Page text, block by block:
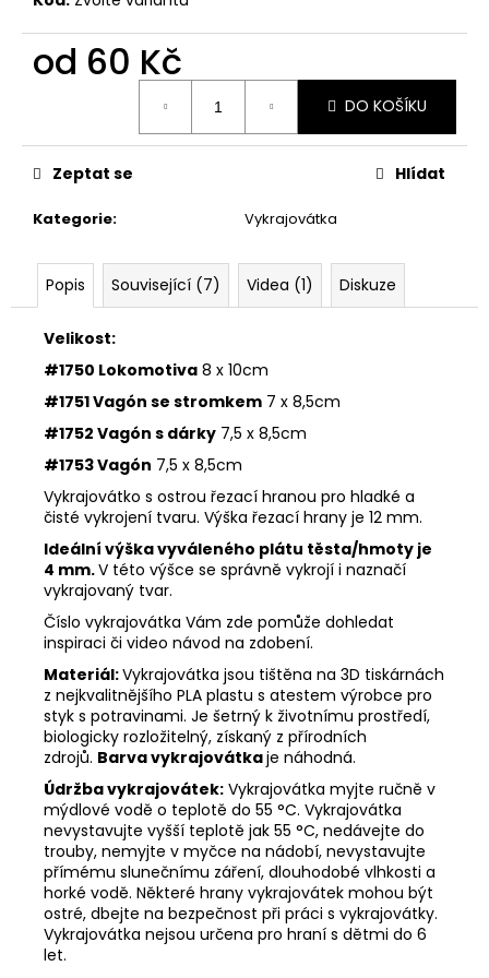
od 60 Kč
DO KOŠÍKU
Kategorie: Vykrajovátka
Zeptat se Hlídat
Popis Související (7) Videa (1) Diskuze
Velikost:
#1750 Lokomotiva 8 x 10cm
#1751 Vagón se stromkem 7 x 8,5cm
#1752 Vagón s dárky 7,5 x 8,5cm
#1753 Vagón 7,5 x 8,5cm
Vykrajovátko s ostrou řezací hranou pro hladké a
čisté vykrojení tvaru. Výška řezací hrany je 12 mm.
Ideální výška vyváleného plátu těsta/hmoty je
4 mm.V této výšce se správně vykrojí i naznačí
vykrajovaný tvar.
Číslo vykrajovátka Vám zde pomůže dohledat
inspiraci či video návod na zdobení.
Materiál:Vykrajovátka jsou tištěna na 3D tiskárnách
z nejkvalitnějšího PLA plastu s atestem výrobce pro
styk s potravinami. Je šetrný k životnímu prostředí,
biologicky rozložitelný, získaný z přírodních
zdrojů. Barva vykrajovátkaje náhodná.
Údržba vykrajovátek: Vykrajovátka myjte ručně v
mýdlové vodě o teplotě do 55 °C. Vykrajovátka
nevystavujte vyšší teplotě jak 55 °C, nedávejte do
trouby, nemyjte v myčce na nádobí, nevystavujte
přímému slunečnímu záření, dlouhodobé vlhkosti a
horké vodě. Některé hrany vykrajovátek mohou být
ostré, dbejte na bezpečnost při práci s vykrajovátky.
Vykrajovátka nejsou určena pro hraní s dětmi do 6
let.
u
e
VYKRAJOVÁTKA
VÁNOČNÍ
38